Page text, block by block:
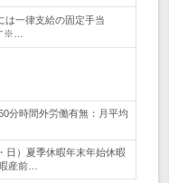
一律支給の固定手当
※…
分時間外労働有無：月平均
日）夏季休暇年末年始休暇
産前…